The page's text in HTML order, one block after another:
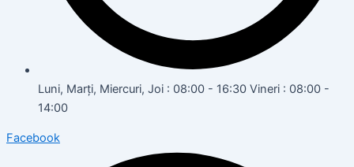
Luni, Marți, Miercuri, Joi : 08:00 - 16:30 Vineri : 08:00 -
14:00
Facebook